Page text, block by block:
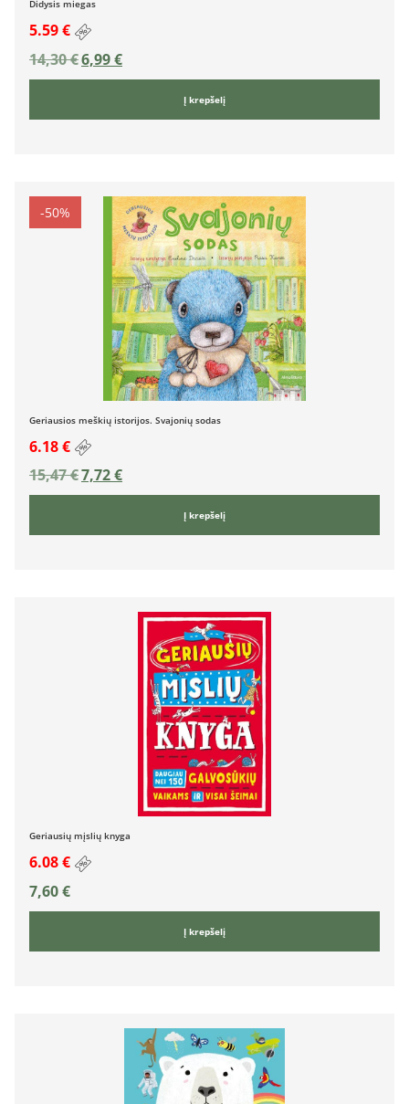
Didysis miegas
5.59 €
14,30€6,99€
Į krepšelį
-50%
Geriausios meškių istorijos. Svajonių sodas
6.18 €
15,47€7,72€
Į krepšelį
Geriausių mįslių knyga
6.08 €
7,60€
Į krepšelį